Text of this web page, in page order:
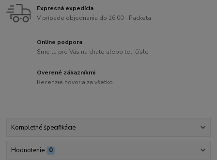
Expresná expedícia
V prípade objednania do 16:00 - Packeta
Online podpora
Sme tu pre Vás na chate alebo tel. čísle
Overené zákazníkmi
Recenzie hovoria za všetko
Kompletné špecifikácie
Hodnotenie 0